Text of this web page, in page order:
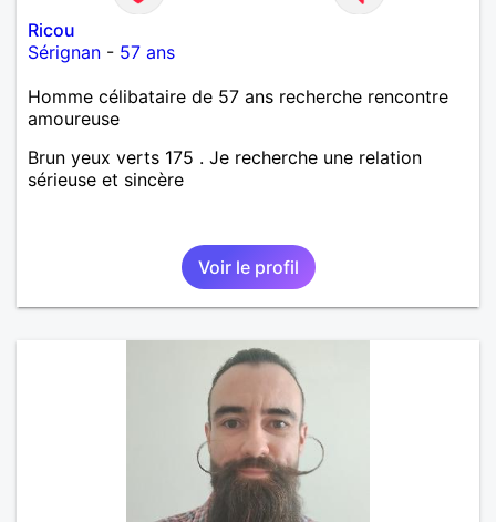
Ricou
Sérignan - 57 ans
Homme célibataire de 57 ans recherche rencontre
amoureuse
Brun yeux verts 175 . Je recherche une relation
sérieuse et sincère
Voir le profil